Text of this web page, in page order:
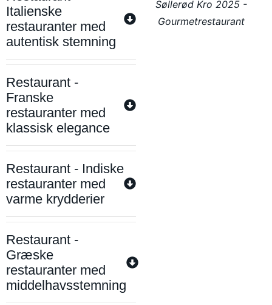
Italienske
restauranter med
autentisk stemning
Restaurant -
Franske
restauranter med
klassisk elegance
Restaurant - Indiske
restauranter med
varme krydderier
Restaurant -
Græske
restauranter med
middelhavsstemning
Søllerød Kro 2025 -
Gourmetrestaurant